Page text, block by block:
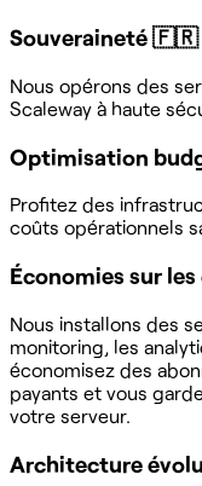
Souveraineté 🇫🇷
Nous opérons des
Scaleway à haute
Optimisation
Profitez des
coûts opérationnels
Économies sur
Nous installons des
monitoring, les
économisez des
payants et vous
votre serveur.
Architecture